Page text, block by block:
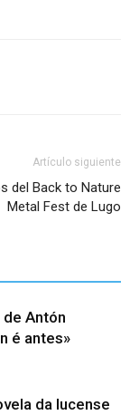
Artículo siguiente
del Back to Nature
Metal Fest de Lugo
Antón
é antes»
da lucense